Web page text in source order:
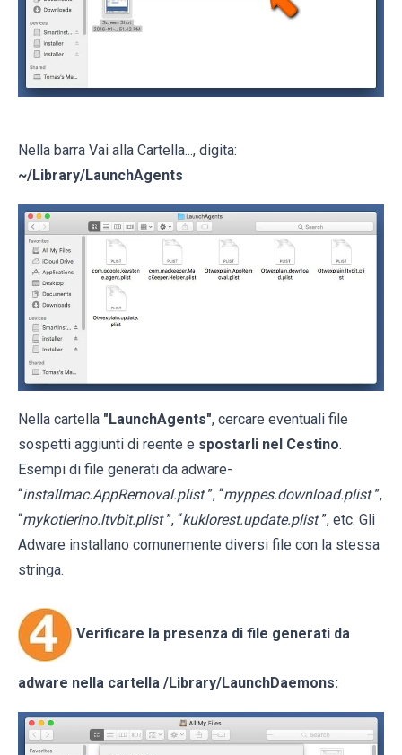
Nella barra Vai alla Cartella..., digita:
~/Library/LaunchAgents
Nella cartella "LaunchAgents", cercare eventuali file
sospetti aggiunti di reente e spostarli nel Cestino.
Esempi di file generati da adware-
“installmac.AppRemoval.plist ”, “myppes.download.plist ”,
“mykotlerino.ltvbit.plist ”, “kuklorest.update.plist ”, etc. Gli
Adware installano comunemente diversi file con la stessa
stringa.
Verificare la presenza di file generati da
adware nella cartella /Library/LaunchDaemons: